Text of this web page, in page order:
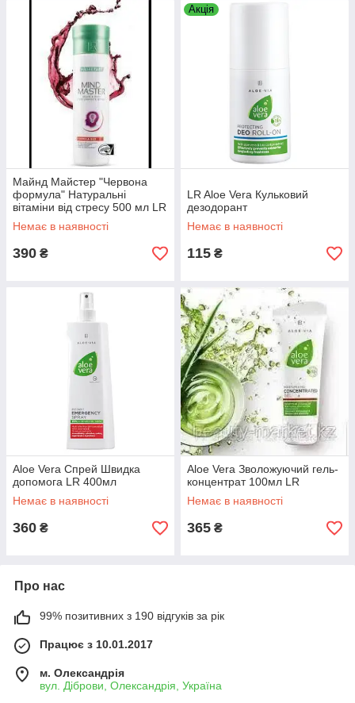
Майнд Майстер "Червона
формула" Натуральні
вітаміни від стресу 500 мл LR
Німеччина
Немає в наявності
390 ₴
Акція
LR Aloe Vera Кульковий
дезодорант
Немає в наявності
115 ₴
Aloe Vera Спрей Швидка
допомога LR 400мл
Немає в наявності
360 ₴
Aloe Vera Зволожуючий гель-
концентрат 100мл LR
Немає в наявності
365 ₴
Про нас
99% позитивних з 190 відгуків за рік
Працює з 10.01.2017
м. Олександрія
вул. Діброви, Олександрія, Україна